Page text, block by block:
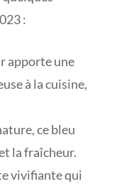
:
apporte une
à la cuisine,
ce bleu
la fraîcheur.
vivifiante qui